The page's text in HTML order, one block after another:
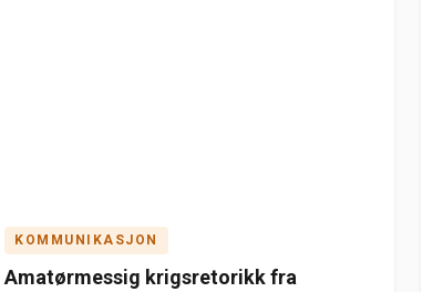
KOMMUNIKASJON
Amatørmessig krigsretorikk fra